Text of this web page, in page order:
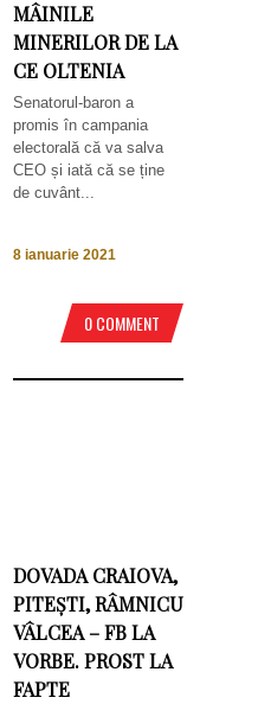
MÂINILE
MINERILOR DE LA
CE OLTENIA
Senatorul-baron a
promis în campania
electorală că va salva
CEO și iată că se ține
de cuvânt...
8 ianuarie 2021
0 COMMENT
DOVADA CRAIOVA,
PITEȘTI, RÂMNICU
VÂLCEA – FB LA
VORBE. PROST LA
FAPTE